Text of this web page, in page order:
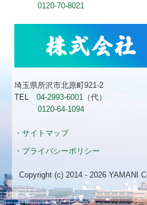
0120-70-8021
埼玉県所沢市北原町921-2
TEL04-2993-6001 （代）
0120-64-1094
・サイトマップ
・プライバシーポリシー
Copyright (c) 2014 - 2026 YAMANI